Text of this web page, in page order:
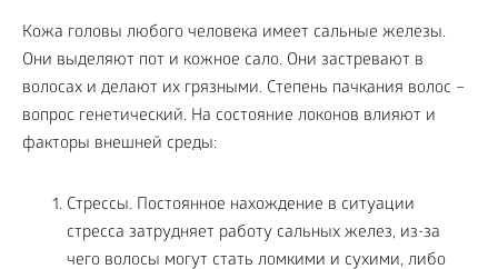
Кожа головы любого человека имеет сальные железы.
Они выделяют пот и кожное сало. Они застревают в
волосах и делают их грязными. Степень пачкания волос –
вопрос генетический. На состояние локонов влияют и
факторы внешней среды:
Стрессы. Постоянное нахождение в ситуации
стресса затрудняет работу сальных желез, из-за
чего волосы могут стать ломкими и сухими, либо